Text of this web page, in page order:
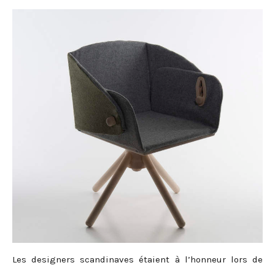
Les designers scandinaves étaient à l’honneur lors de